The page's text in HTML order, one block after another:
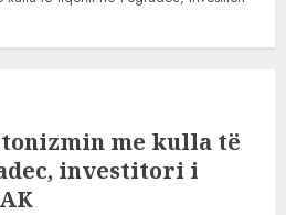
me kulla të
investitori i